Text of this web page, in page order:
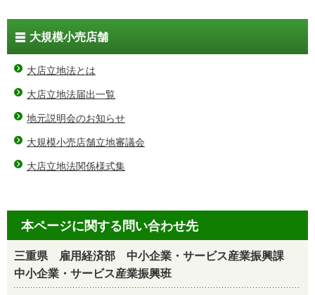
大規模小売店舗
大店立地法とは
大店立地法届出一覧
地元説明会のお知らせ
大規模小売店舗立地審議会
大店立地法関係様式集
本ページに関する問い合わせ先
三重県 雇用経済部 中小企業・サービス産業振興課
中小企業・サービス産業振興班